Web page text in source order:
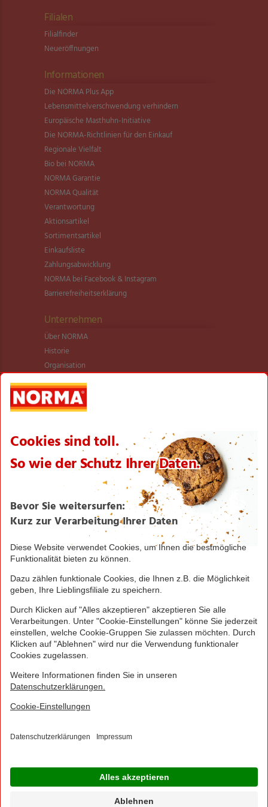
Filialen
Filialfinder
Neueröffnungen
Informationen
Die NORMA Plus App
Lebensmittel­verschwendung verhindern
Europäische Masthuhn-Initiative
Die NORMA-Richtlinien für den Einkauf
Regionale Vielfalt
Bio bei NORMA
NORMA Garantie
NORMA Qualität
Verantwortung
Aktionsartikel
Sortimentsartikel
Einkaufsliste
Zahlungsabwicklung
NORMA bei Facebook & Instagram
Barrierefreiheitserklärung
Unternehmen
Über NORMA
Historie
Organisation
International
Logistik
Filialnetz
Karriere
Verantwortung/CSR
NORMA News
Seite drucken
Nach oben
Greifen Sie schnell zu! Alle angegebenen Preise in
Irrtümer durch Schreib-, Programmier- und
Datenübertragungsfehler sind vorbehalten.
© 2016 - 2026 NORMA Lebensmittelfilialbetrieb
Stiftung & Co. KG
Sitemap Kontakt
Barrierefreiheitserklärung Compliance
Jetzt Ihre NORMA Filiale auswählen und noch
mehr Angebote entdecken!
Geben Sie über "Meine Filiale" Ihre PLZ ein und sehen Sie alle Angebote aus Ihrer
Region.